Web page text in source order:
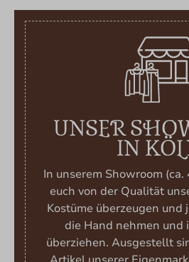
UNSER
IN
In unserem Showroom
euch von der Qualität
Kostüme überzeugen und
die Hand nehmen und
überziehen. Ausgestellt